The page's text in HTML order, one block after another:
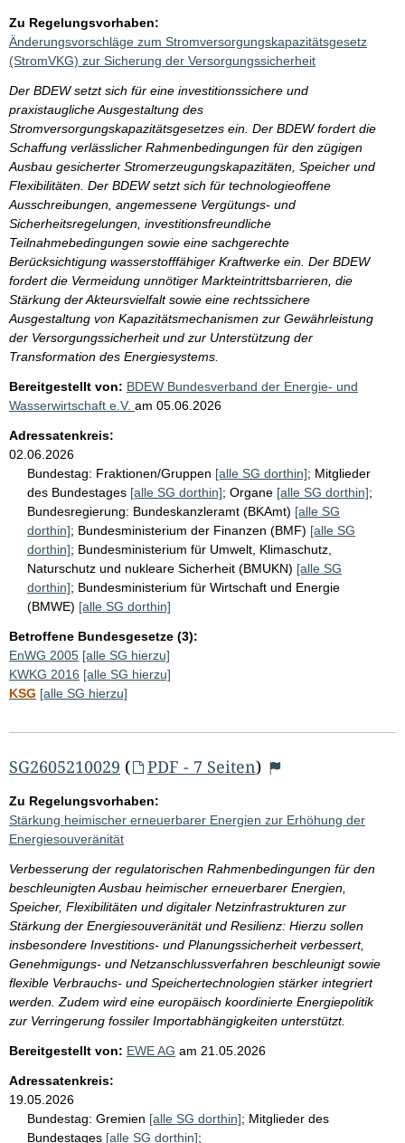
Zu Regelungsvorhaben:
Änderungsvorschläge zum Stromversorgungskapazitätsgesetz
(StromVKG) zur Sicherung der Versorgungssicherheit
Der BDEW setzt sich für eine investitionssichere und
praxistaugliche Ausgestaltung des
Stromversorgungskapazitätsgesetzes ein. Der BDEW fordert die
Schaffung verlässlicher Rahmenbedingungen für den zügigen
Ausbau gesicherter Stromerzeugungskapazitäten, Speicher und
Flexibilitäten. Der BDEW setzt sich für technologieoffene
Ausschreibungen, angemessene Vergütungs- und
Sicherheitsregelungen, investitionsfreundliche
Teilnahmebedingungen sowie eine sachgerechte
Berücksichtigung wasserstofffähiger Kraftwerke ein. Der BDEW
fordert die Vermeidung unnötiger Markteintrittsbarrieren, die
Stärkung der Akteursvielfalt sowie eine rechtssichere
Ausgestaltung von Kapazitätsmechanismen zur Gewährleistung
der Versorgungssicherheit und zur Unterstützung der
Transformation des Energiesystems.
Bereitgestellt von: BDEW Bundesverband der Energie- und
Wasserwirtschaft e.V. am 05.06.2026
Adressatenkreis:
02.06.2026
Bundestag: Fraktionen/Gruppen [alle SG dorthin]; Mitglieder
des Bundestages [alle SG dorthin]; Organe [alle SG dorthin];
Bundesregierung: Bundeskanzleramt (BKAmt) [alle SG
dorthin]; Bundesministerium der Finanzen (BMF) [alle SG
dorthin]; Bundesministerium für Umwelt, Klimaschutz,
Naturschutz und nukleare Sicherheit (BMUKN) [alle SG
dorthin]; Bundesministerium für Wirtschaft und Energie
(BMWE) [alle SG dorthin]
Betroffene Bundesgesetze (3):
EnWG 2005 [alle SG hierzu]
KWKG 2016 [alle SG hierzu]
KSG [alle SG hierzu]
SG2605210029 ( PDF - 7 Seiten)
Zu Regelungsvorhaben:
Stärkung heimischer erneuerbarer Energien zur Erhöhung der
Energiesouveränität
Verbesserung der regulatorischen Rahmenbedingungen für den
beschleunigten Ausbau heimischer erneuerbarer Energien,
Speicher, Flexibilitäten und digitaler Netzinfrastrukturen zur
Stärkung der Energiesouveränität und Resilienz: Hierzu sollen
insbesondere Investitions- und Planungssicherheit verbessert,
Genehmigungs- und Netzanschlussverfahren beschleunigt sowie
flexible Verbrauchs- und Speichertechnologien stärker integriert
werden. Zudem wird eine europäisch koordinierte Energiepolitik
zur Verringerung fossiler Importabhängigkeiten unterstützt.
Bereitgestellt von: EWE AG am 21.05.2026
Adressatenkreis:
19.05.2026
Bundestag: Gremien [alle SG dorthin]; Mitglieder des
Bundestages [alle SG dorthin];